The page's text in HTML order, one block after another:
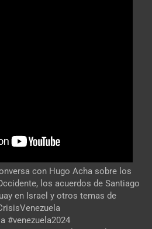
con Hugo Acha sobre los
los acuerdos de Santiago
en Israel y otros temas de
#venezuela2024